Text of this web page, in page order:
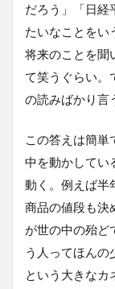
だろう」「日経
たいなことをい
将来のことを聞
て笑うぐらい。
の読みばかり言
この答えは簡単
中を動かしてい
動く。例えば半
商品の値段も決
が世の中の殆ど
う人ってほんの
という大きなカ